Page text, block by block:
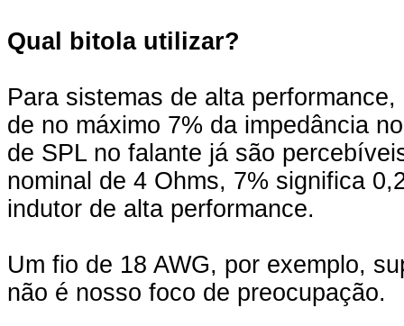
Qual bitola utilizar?
Para sistemas de alta
de no máximo 7% da impedância
de SPL no falante já são
nominal de 4 Ohms, 7% significa
indutor de alta performance.
Um fio de 18 AWG, por exemplo,
não é nosso foco de preocupação.